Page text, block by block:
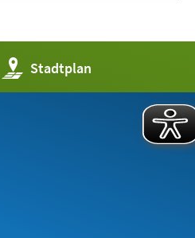
Stadtplan
(Öffnet
in
einem